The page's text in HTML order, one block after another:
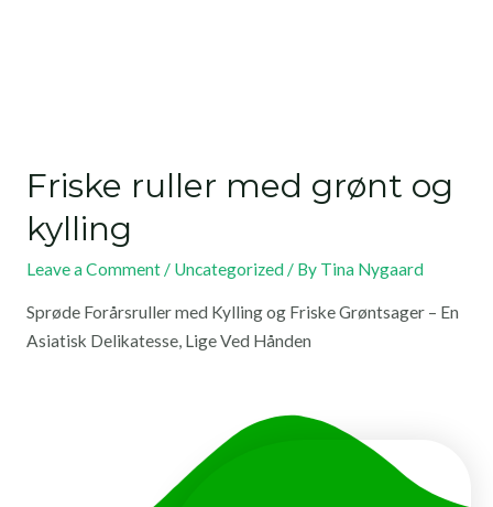
Friske ruller med grønt og
kylling
Leave a Comment / Uncategorized/ By Tina Nygaard
Sprøde Forårsruller med Kylling og Friske Grøntsager – En
Asiatisk Delikatesse, Lige Ved Hånden